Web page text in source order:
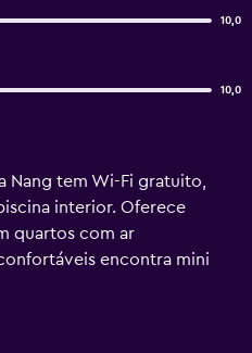
10,0
10,0
Nang tem Wi-Fi gratuito,
interior. Oferece
quartos com ar
encontra mini
Todos os quartos
de banho e ventoinha de